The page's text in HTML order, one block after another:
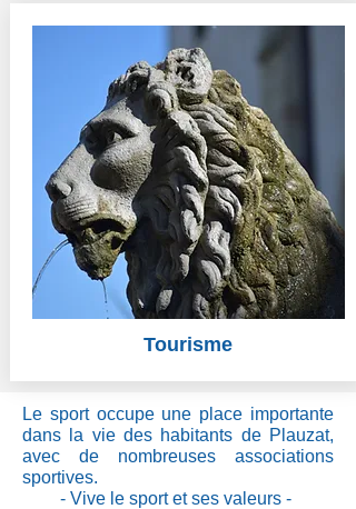
Tourisme
Le sport occupe une place importante
dans la vie des habitants de Plauzat,
avec de nombreuses associations
sportives.
- Vive le sport et ses valeurs -